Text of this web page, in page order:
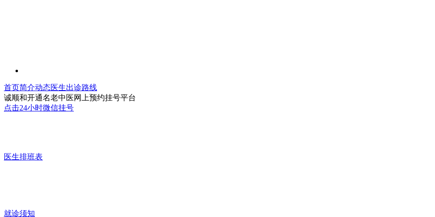
首页简介动态医生出诊路线
诚顺和开通名老中医网上预约挂号平台
点击24小时微信挂号
医生排班表
就诊须知